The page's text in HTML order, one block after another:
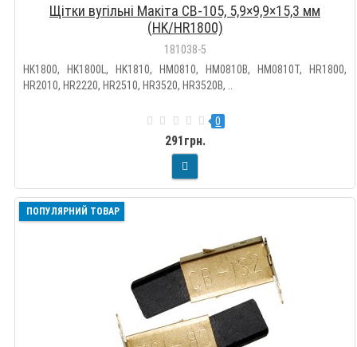
Щітки вугільні Макіта CB-105, 5,9×9,9×15,3 мм
(HK/HR1800)
181038-5
HK1800, HK1800L, HK1810, HM0810, HM0810B, HM0810T, HR1800,
HR2010, HR2220, HR2510, HR3520, HR3520B, ..
0
291грн.
ПОПУЛЯРНИЙ ТОВАР